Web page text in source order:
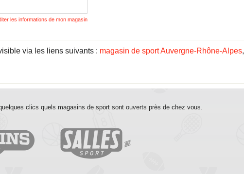
les informations de mon magasin
via les liens suivants : magasin de sport Auvergne-Rhône-Alpes,
clics quels magasins de sport sont ouverts près de chez vous.